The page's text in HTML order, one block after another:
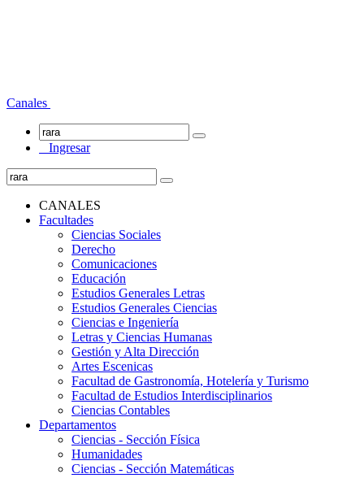
Canales
Ingresar
CANALES
Facultades
Ciencias Sociales
Derecho
Comunicaciones
Educación
Estudios Generales Letras
Estudios Generales Ciencias
Ciencias e Ingeniería
Letras y Ciencias Humanas
Gestión y Alta Dirección
Artes Escenicas
Facultad de Gastronomía, Hotelería y Turismo
Facultad de Estudios Interdisciplinarios
Ciencias Contables
Departamentos
Ciencias - Sección Física
Humanidades
Ciencias - Sección Matemáticas